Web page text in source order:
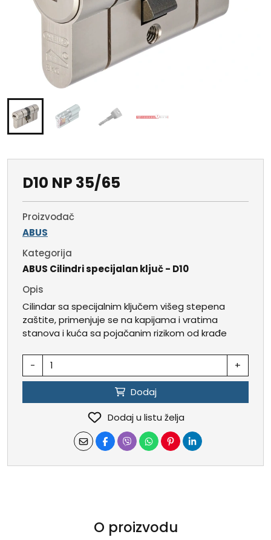
D10 NP 35/65
Proizvođač
ABUS
Kategorija
ABUS Cilindri specijalan ključ - D10
Opis
Cilindar sa specijalnim ključem višeg stepena
zaštite, primenjuje se na kapijama i vratima
stanova i kuća sa pojačanim rizikom od krađe
- +
Dodaj
Dodaj u listu želja
O proizvodu